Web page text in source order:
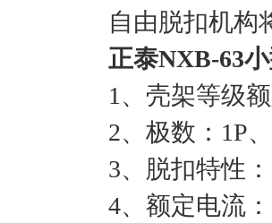
自由脱扣机构
正泰NXB-63
1、壳架等级
2、极数：1P
3、脱扣特性
4、额定电流